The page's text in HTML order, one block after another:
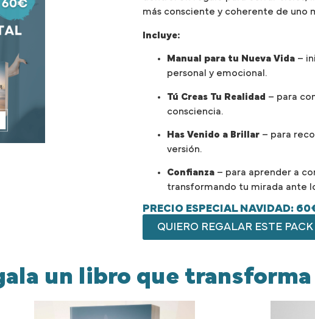
más consciente y coherente de uno
Incluye:
Manual para tu Nueva Vida –
personal y emocional.
Tú Creas Tu Realidad – para
consciencia.
Has Venido a Brillar – para
versión.
Confianza – para aprender a
transformando tu mirada ante
PRECIO ESPECIAL NAVIDAD:
QUIERO REGALAR ESTE PACK
un libro que transforma